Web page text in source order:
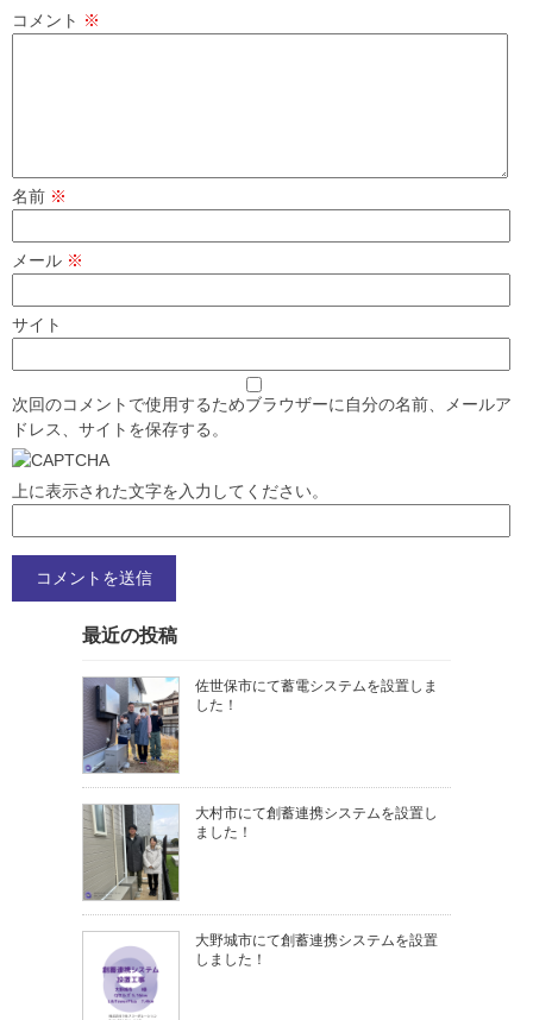
コメント ※
名前 ※
メール ※
サイト
次回のコメントで使用するためブラウザーに自分の名前、メールア
ドレス、サイトを保存する。
上に表示された文字を入力してください。
最近の投稿
佐世保市にて蓄電システムを設置しま
した！
大村市にて創蓄連携システムを設置し
ました！
大野城市にて創蓄連携システムを設置
しました！